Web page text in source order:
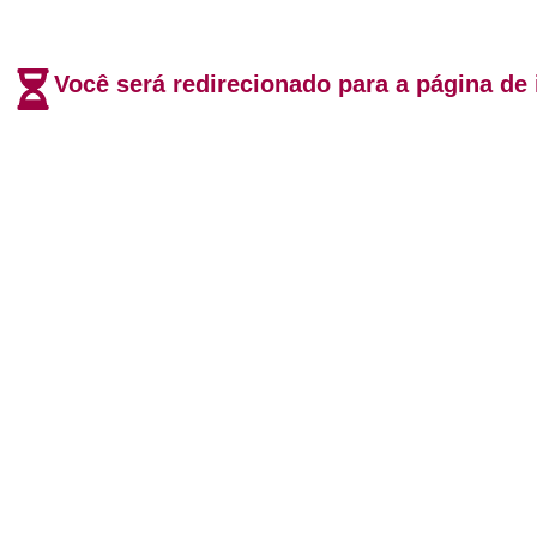
Você será redirecionado para a página